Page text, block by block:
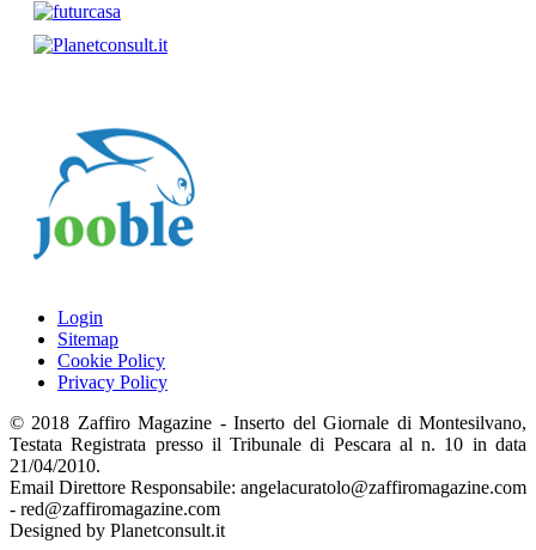
Login
Sitemap
Cookie Policy
Privacy Policy
© 2018 Zaffiro Magazine - Inserto del Giornale di Montesilvano,
Testata Registrata presso il Tribunale di Pescara al n. 10 in data
21/04/2010.
Email Direttore Responsabile: angelacuratolo@zaffiromagazine.com
- red@zaffiromagazine.com
Designed by Planetconsult.it